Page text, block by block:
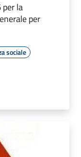
la
per
sociale